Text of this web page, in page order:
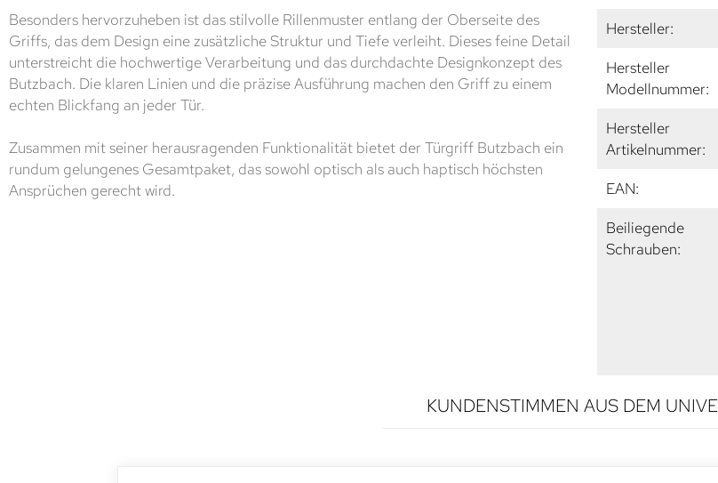
Besonders hervorzuheben ist das stilvolle Rillenmuster entlang der Oberseite des
Griffs, das dem Design eine zusätzliche Struktur und Tiefe verleiht. Dieses feine Detail
unterstreicht die hochwertige Verarbeitung und das durchdachte Designkonzept des
Butzbach. Die klaren Linien und die präzise Ausführung machen den Griff zu einem
echten Blickfang an jeder Tür.
Zusammen mit seiner herausragenden Funktionalität bietet der Türgriff Butzbach ein
rundum gelungenes Gesamtpaket, das sowohl optisch als auch haptisch höchsten
Ansprüchen gerecht wird.
Hersteller:
Hersteller
Modellnummer:
Hersteller
Artikelnummer:
EAN:
Beiliegende
Schrauben:
KUNDENSTIMMEN AUS DEM